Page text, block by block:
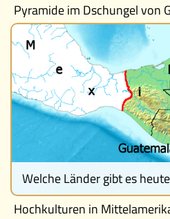
Pyramide im Dschungel von
Welche Länder gibt es
Hochkulturen in